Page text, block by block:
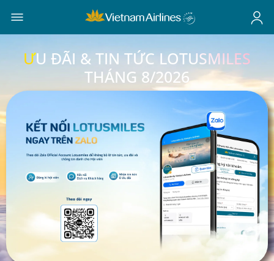
ƯU ĐÃI & TIN TỨC LOTUSMILES
THÁNG 8/2026